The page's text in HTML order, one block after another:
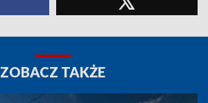
ZOBACZ TAKŻE